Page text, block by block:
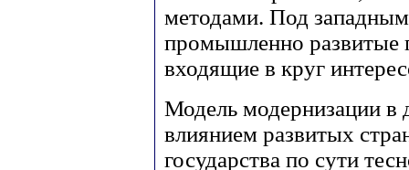
методами. Под
промышленно развитые
входящие в круг
Модель модернизации в
влиянием развитых
государства по сути